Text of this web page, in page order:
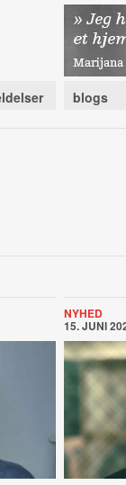
blogs
NYHED
15. JUNI